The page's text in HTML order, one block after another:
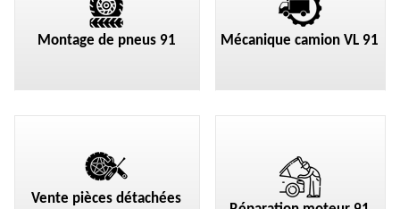
Montage de pneus 91 Mécanique camion VL 91
Vente pièces détachées